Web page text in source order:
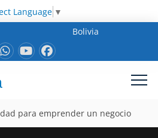
Language ▼
Bolivia
para emprender un negocio